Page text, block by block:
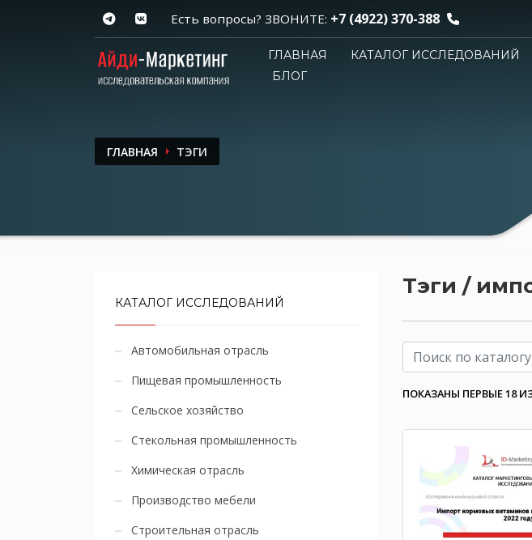
Есть вопросы? ЗВОНИТЕ: +7 (4922) 370-388
ГЛАВНАЯ КАТАЛОГ ИССЛЕДОВАНИЙ
БЛОГ
ГЛАВНАЯ ТЭГИ
Тэги /
ПОКАЗАНЫ ПЕРВЫЕ 18
КАТАЛОГ ИССЛЕДОВАНИЙ
Автомобильная отрасль
Пищевая промышленность
Сельское хозяйство
Стекольная промышленность
Химическая отрасль
Производство мебели
Строительная отрасль